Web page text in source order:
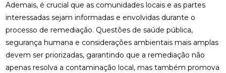
Ademais, é crucial que as comunidades locais e as partes
interessadas sejam informadas e envolvidas durante o
processo de remediação. Questões de saúde pública,
segurança humana e considerações ambientais mais amplas
devem ser priorizadas, garantindo que a remediação não
apenas resolva a contaminação local, mas também promova